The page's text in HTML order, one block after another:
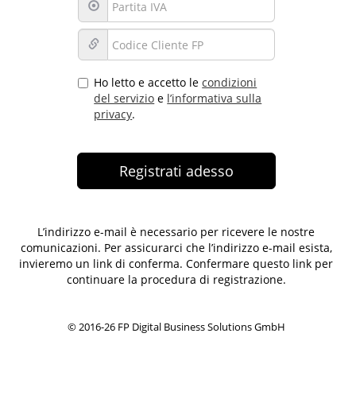
Ho letto e accetto lecondizioni
del servizio e l’informativa sulla
privacy.
L’indirizzo e-mail è necessario per ricevere le nostre
comunicazioni. Per assicurarci che l’indirizzo e-mail esista,
invieremo un link di conferma. Confermare questo link per
continuare la procedura di registrazione.
© 2016-26 FP Digital Business Solutions GmbH